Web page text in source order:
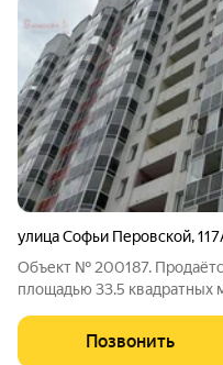
улица Софьи Перовской,
Объект № 200187.
площадью 33.5 квадратных
Сортировка. Квартира
шестнадцатиэтажного
Позвонить